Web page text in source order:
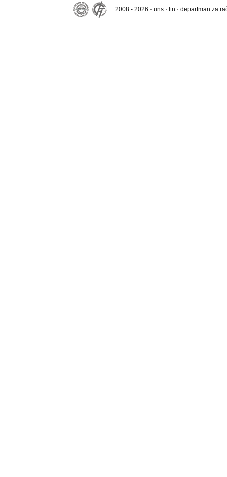
2008 - 2026 · uns · ftn · departman za